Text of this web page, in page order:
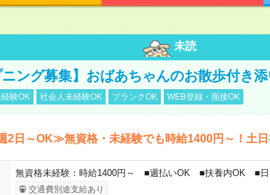
未読
ニング募集】おばあちゃんのお散歩付き
験OK 社会人未経験OK ブランクOK WEB登録・面接OK
2日～OK≫無資格・未経験でも時給1400円～！土日
無資格未経験：時給1400円～ ■週払いOK ■扶養内OK ■日
交通費別途支給あり